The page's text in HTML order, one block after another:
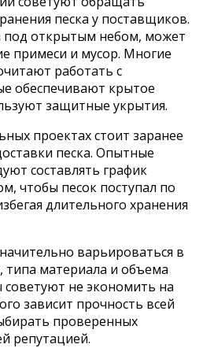
песка у поставщиков.
под открытым небом, может
примеси и мусор. Многие
работать с
обеспечивают крытое
защитные укрытия.
проектах стоит заранее
песка. Опытные
составлять график
чтобы песок поступал по
длительного хранения
варьироваться в
типа материала и объема
советуют не экономить на
зависит прочность всей
проверенных
репутацией.